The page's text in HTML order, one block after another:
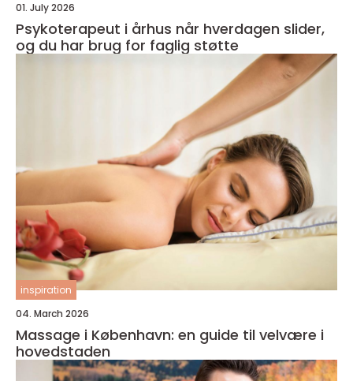
01. July 2026
Psykoterapeut i århus når hverdagen slider,
og du har brug for faglig støtte
inspiration
04. March 2026
Massage i København: en guide til velvære i
hovedstaden